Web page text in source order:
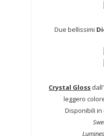
Due bellissimi
Crystal Gloss
leggero
Disponibili